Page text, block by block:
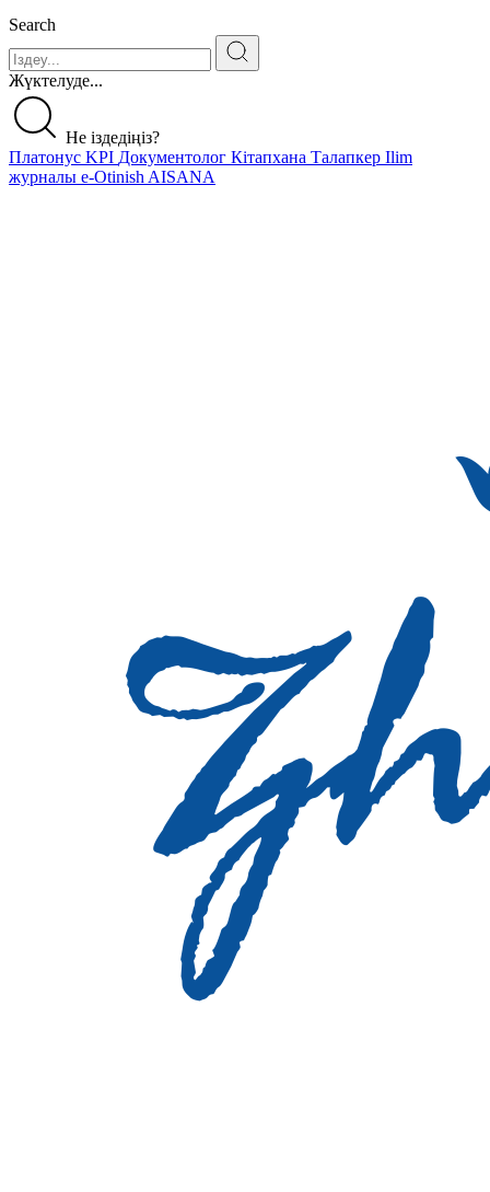
Search
Жүктелуде...
Не іздедіңіз?
Платонус KPI Документолог Кітапхана Талапкер Ilim
журналы e-Otinish AISANA